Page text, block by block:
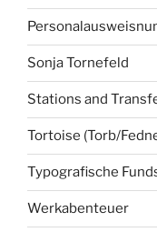
Sonja Tornefeld
Stations and
Tortoise (Torb/
Typografische
Werkabenteuer